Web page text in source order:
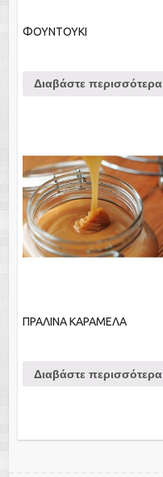
ΦΟΥΝΤΟΥΚΙ
Διαβάστε περισσότερα
ΠΡΑΛΙΝΑ ΚΑΡΑΜΕΛΑ
Διαβάστε περισσότερα